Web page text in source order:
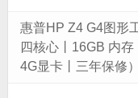
惠普HP Z4 G4图形
四核心丨16GB 内
4G显卡丨三年保修）